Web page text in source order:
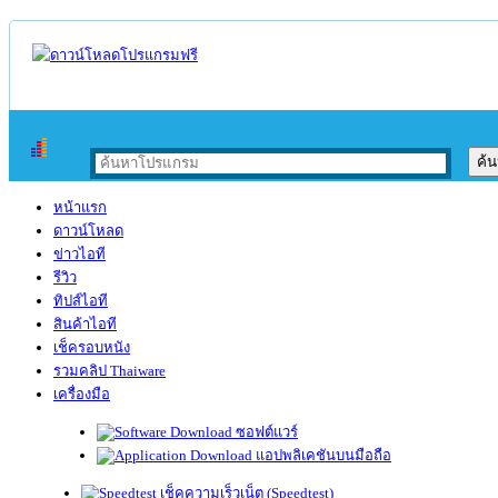
หน้าแรก
ดาวน์โหลด
ข่าวไอที
รีวิว
ทิปส์ไอที
สินค้าไอที
เช็ครอบหนัง
รวมคลิป Thaiware
เครื่องมือ
ซอฟต์แวร์
แอปพลิเคชันบนมือถือ
เช็คความเร็วเน็ต (Speedtest)